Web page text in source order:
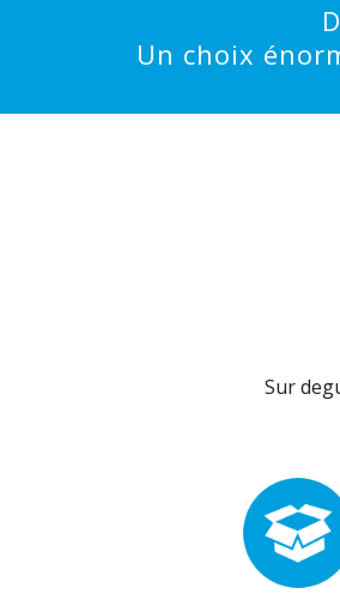
Un choix
Sur